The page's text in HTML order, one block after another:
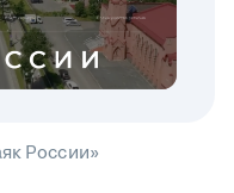
России»